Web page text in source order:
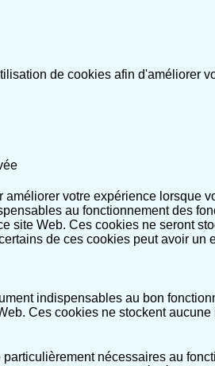
de cookies afin d'améliorer
votre expérience lorsque
au fonctionnement des
site Web. Ces cookies ne seront
de ces cookies peut avoir un
indispensables au bon
Ces cookies ne stockent
nécessaires au